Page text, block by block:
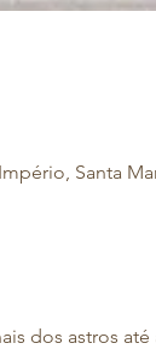
Santa
dos astros